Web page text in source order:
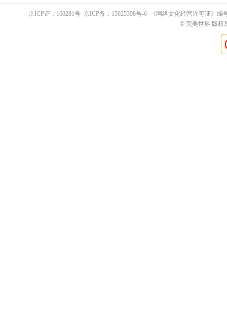
京ICP证： 160281号 京ICP备： 15025398号-6 《网络文化经营许可证》编
© 完美世界 版权